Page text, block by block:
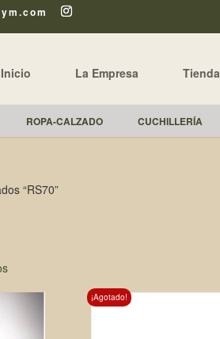
Inicio La Empresa Tienda
ROPA-CALZADO CUCHILLERÍA
“RS70”
¡Agotado!